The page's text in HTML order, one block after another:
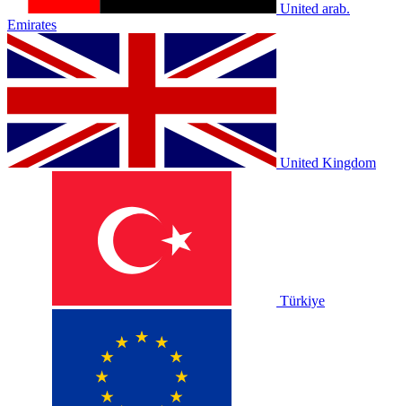
United arab.
Emirates
United Kingdom
Türkiye